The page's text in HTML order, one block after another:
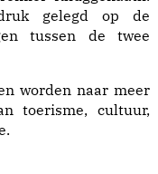
gelegd op de
tussen de twee
worden naar meer
toerisme, cultuur,